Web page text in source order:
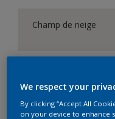
Champ de neige
1L
We respect your
By clicking “Accept All
on your device to enhance